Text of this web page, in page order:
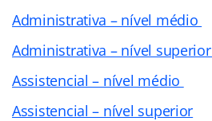
Administrativa – nível médio
Administrativa – nível superior
Assistencial – nível médio
Assistencial – nível superior